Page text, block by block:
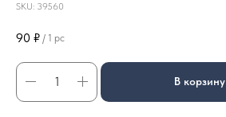
SKU: 39560
90 ₽ / 1 pc
В корзину